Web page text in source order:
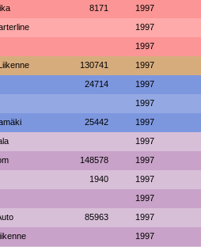
8171 1997
1997
1997
130741 1997
24714 1997
1997
25442 1997
1997
148578 1997
1940 1997
1997
85963 1997
1997